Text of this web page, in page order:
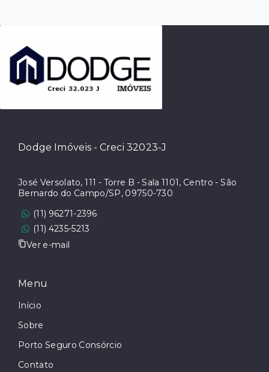
Dodge Imóveis - Creci 32023-J
José Versolato, 111 - Torre B - Sala 1101, Centro - São
Bernardo do Campo/SP, 09750-730
(11) 96271-2396
(11) 4235-5213
Ver e-mail
Menu
Início
Sobre
Porto Seguro Consórcio
Contato